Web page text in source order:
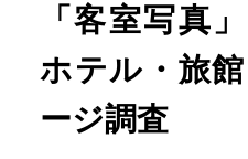
「客室写真
ホテル・旅
ージ調査